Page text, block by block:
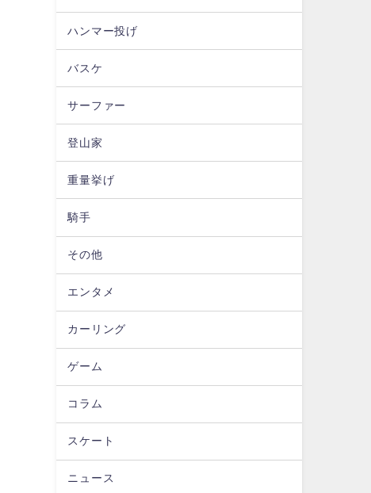
ハンマー投げ
バスケ
サーファー
登山家
重量挙げ
騎手
その他
エンタメ
カーリング
ゲーム
コラム
スケート
ニュース